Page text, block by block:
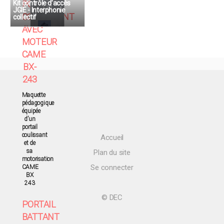
PORTAIL
COULISSANT
AVEC
MOTEUR
CAME
BX-
243
Maquette
pédagogique
équipée
d’un
portail
coulissant
et de
sa
motorisation
CAME
BX
243
PORTAIL
BATTANT
Kit contrôle d’accès
JGIE - Interphonie
collectif
Accueil
Plan du site
Se connecter
© DEC